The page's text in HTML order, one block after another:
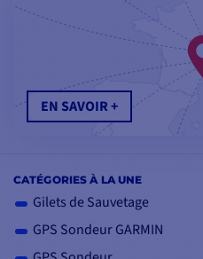
CATÉGORIES À LA UNE
Gilets de Sauvetage
GPS Sondeur GARMIN
EN SAVOIR +